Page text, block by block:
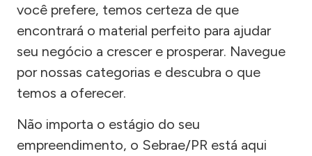
você prefere, temos certeza de que
encontrará o material perfeito para ajudar
seu negócio a crescer e prosperar. Navegue
por nossas categorias e descubra o que
temos a oferecer.
Não importa o estágio do seu
empreendimento, o Sebrae/PR está aqui